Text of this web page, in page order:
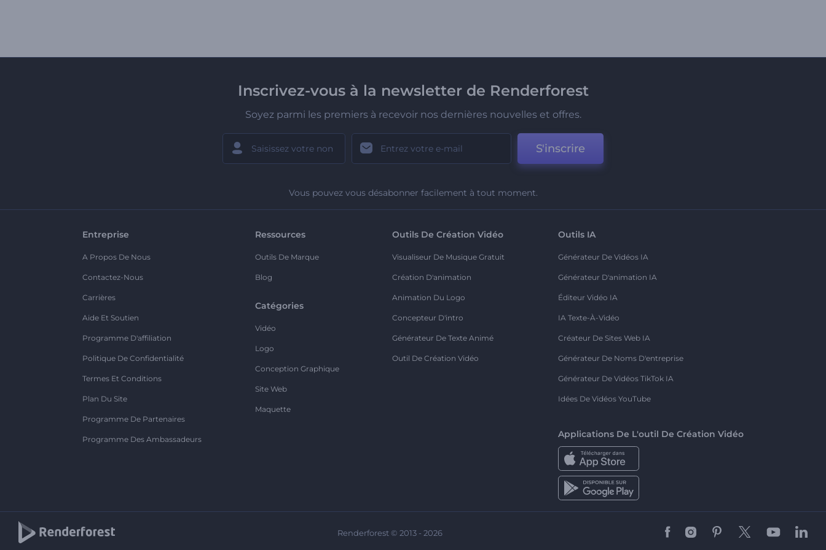
Inscrivez-vous à la newsletter de Renderforest
Soyez parmi les premiers à recevoir nos dernières nouvelles et offres.
S'inscrire
Vous pouvez vous désabonner facilement à tout moment.
Entreprise
A Propos De Nous
Contactez-Nous
Carrières
Aide Et Soutien
Programme D'affiliation
Politique De Confidentialité
Termes Et Conditions
Plan Du Site
Programme De Partenaires
Programme Des Ambassadeurs
Ressources
Outils De Marque
Blog
Catégories
Vidéo
Logo
Conception Graphique
Site Web
Maquette
Outils De Création Vidéo
Visualiseur De Musique Gratuit
Création D'animation
Animation Du Logo
Concepteur D'intro
Générateur De Texte Animé
Outil De Création Vidéo
Outils IA
Générateur De Vidéos IA
Générateur D'animation IA
Éditeur Vidéo IA
IA Texte-À-Vidéo
Créateur De Sites Web IA
Générateur De Noms D'entreprise
Générateur De Vidéos TikTok IA
Idées De Vidéos YouTube
Applications De L'outil De Création Vidéo
Renderforest © 2013 - 2026